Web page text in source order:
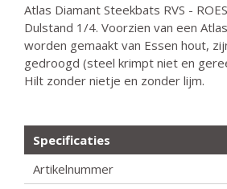
Atlas Diamant Steekbats RVS -
Dulstand 1/4. Voorzien van een
worden gemaakt van Essen hout,
gedroogd (steel krimpt niet en
Hilt zonder nietje en zonder lijm.
Specificaties
Artikelnummer